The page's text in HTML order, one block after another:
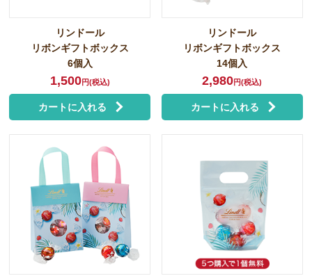
リンドール
リボンギフトボックス
6個入
1,500円(税込)
カートに入れる
リンドール
リボンギフトボックス
14個入
2,980円(税込)
カートに入れる